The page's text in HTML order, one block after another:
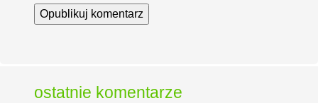
ostatnie komentarze